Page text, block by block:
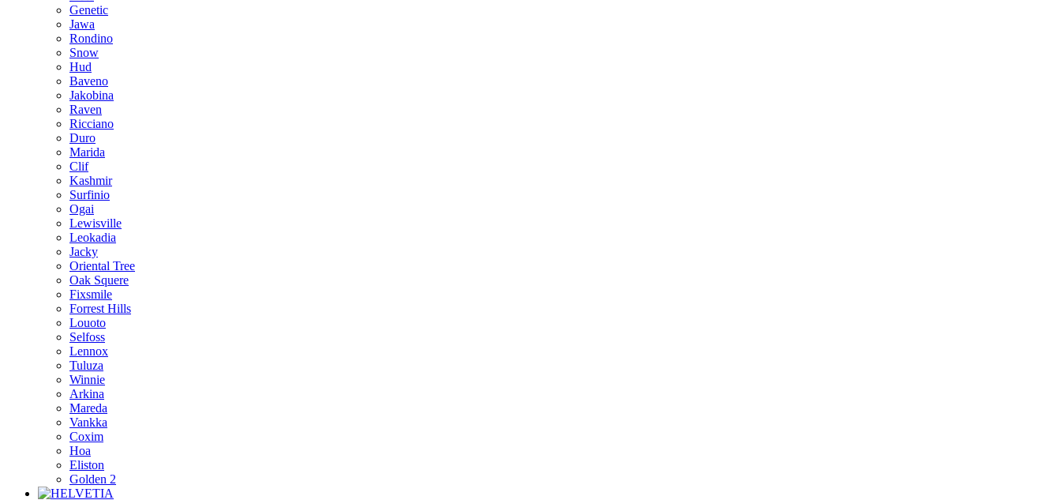
Genetic
Jawa
Rondino
Snow
Hud
Baveno
Jakobina
Raven
Ricciano
Duro
Marida
Clif
Kashmir
Surfinio
Ogai
Lewisville
Leokadia
Jacky
Oriental Tree
Oak Squere
Fixsmile
Forrest Hills
Louoto
Selfoss
Lennox
Tuluza
Winnie
Arkina
Mareda
Vankka
Coxim
Hoa
Eliston
Golden 2